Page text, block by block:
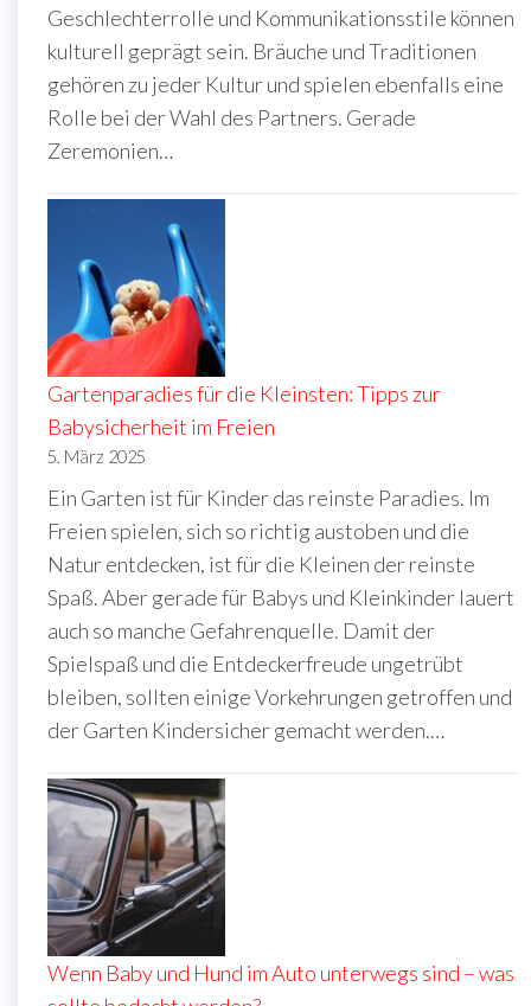
Geschlechterrolle und Kommunikationsstile können
kulturell geprägt sein. Bräuche und Traditionen
gehören zu jeder Kultur und spielen ebenfalls eine
Rolle bei der Wahl des Partners. Gerade
Zeremonien…
Gartenparadies für die Kleinsten: Tipps zur
Babysicherheit im Freien
5. März 2025
Ein Garten ist für Kinder das reinste Paradies. Im
Freien spielen, sich so richtig austoben und die
Natur entdecken, ist für die Kleinen der reinste
Spaß. Aber gerade für Babys und Kleinkinder lauert
auch so manche Gefahrenquelle. Damit der
Spielspaß und die Entdeckerfreude ungetrübt
bleiben, sollten einige Vorkehrungen getroffen und
der Garten Kindersicher gemacht werden.…
Wenn Baby und Hund im Auto unterwegs sind – was